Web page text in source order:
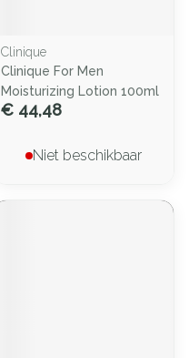
Clinique
Clinique For Men
Moisturizing Lotion 100ml
€ 44,48
Niet beschikbaar